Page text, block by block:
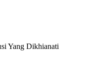
Yang Dikhianati